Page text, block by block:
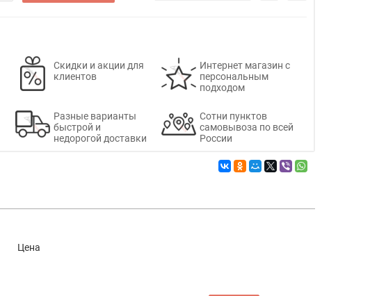
Скидки и акции для
клиентов
Интернет магазин с
персональным
подходом
Разные варианты
быстрой и
недорогой доставки
Сотни пунктов
самовывоза по всей
России
Цена